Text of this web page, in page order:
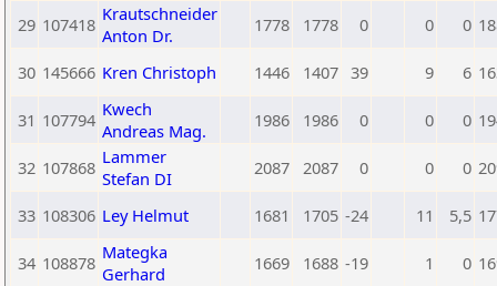
29 107418 Krautschneider
Anton Dr.
1778 1778 0 0 0
30 145666 Kren Christoph 1446 1407 39 9 6
31 107794 Kwech
Andreas Mag.
1986 1986 0 0 0
32 107868 Lammer
Stefan DI
2087 2087 0 0 0
33 108306 Ley Helmut 1681 1705 -24 11 5,5
34 108878 Mategka
Gerhard
1669 1688 -19 1 0